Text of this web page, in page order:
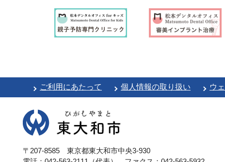
ご利用にあたって 個人情報の取り扱い ウ
〒207-8585 東京都東大和市中央3-930